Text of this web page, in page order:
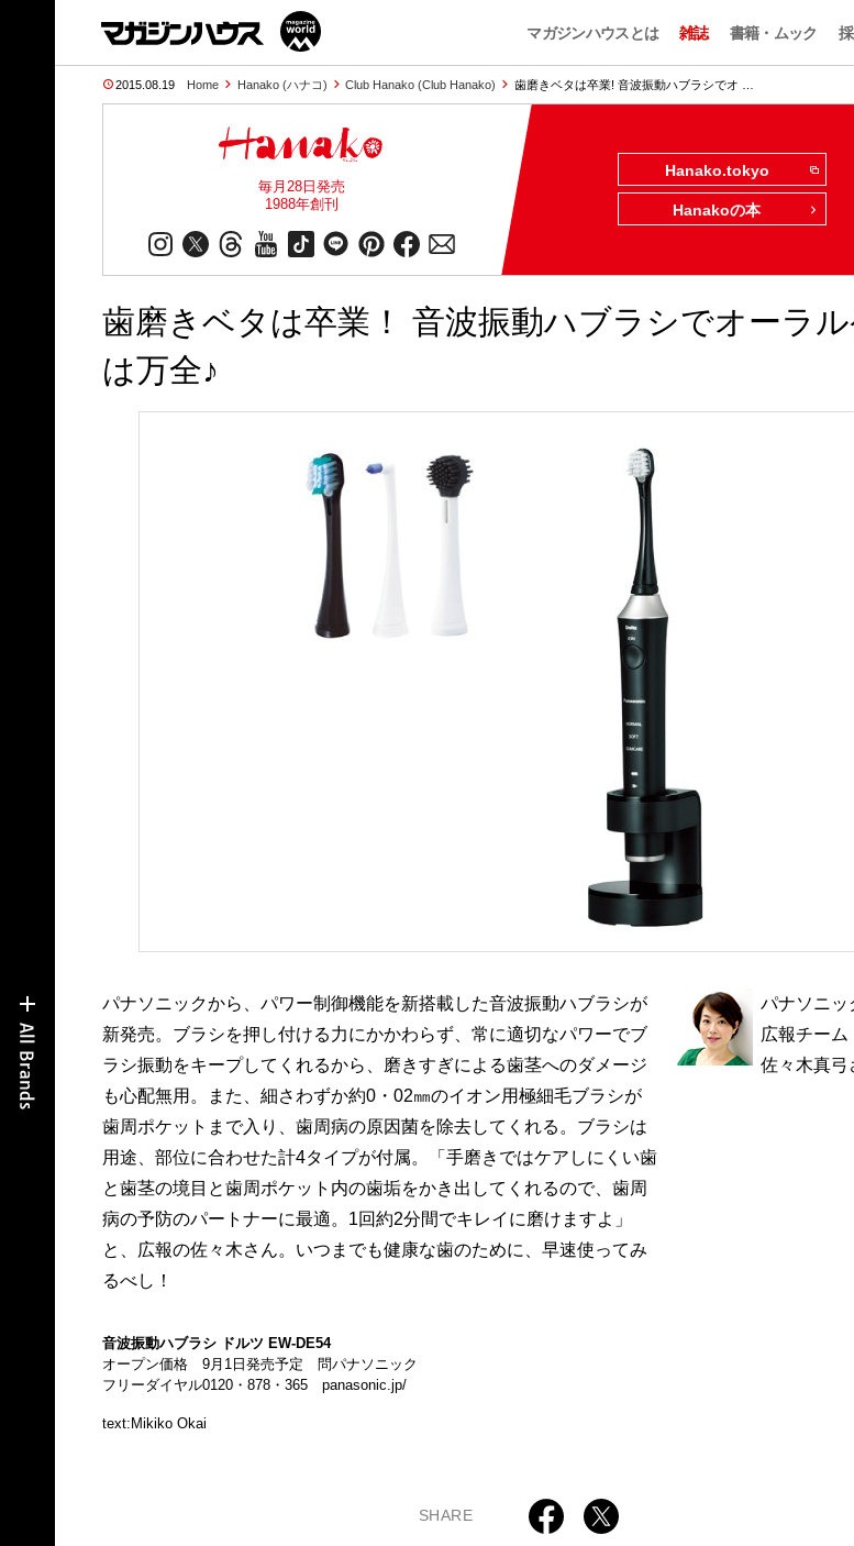
マガジンハウスとは 雑誌 書籍・ムック
2015.08.19 Home Hanako (ハナコ) Club Hanako (Club Hanako) 歯磨きベタは卒業! 音波振動ハブラシでオ …
毎月28日発売
1988年創刊
Hanako.tokyo
Hanakoの本
歯磨きベタは卒業！ 音波振動ハブラシでオーラ
は万全♪
パナソニックから、パワー制御機能を新搭載した音波振動ハブラシが
新発売。ブラシを押し付ける力にかかわらず、常に適切なパワーでブ
ラシ振動をキープしてくれるから、磨きすぎによる歯茎へのダメージ
も心配無用。また、細さわずか約0・0‌2㎜のイオン用極細毛ブラシが
歯周ポケットまで入り、歯周病の原因菌を除去してくれる。ブラシは
用途、部位に合わせた計4タイプが付属。「手磨きではケアしにくい歯
と歯茎の境目と歯周ポケット内の歯垢をかき出してくれるので、歯周
病の予防のパートナーに最適。1回約2分間でキレイに磨けますよ」
と、広報の佐々木さん。いつまでも健康な歯のために、早速使ってみ
るべし！
音波振動ハブラシ ドルツ EW‐DE54
オープン価格 9月1日発売予定 問パナソニック
フリーダイヤル0120・878・365 panasonic.jp/
パナソニッ
広報チーム
佐々木真弓
text:Mikiko Okai
SHARE